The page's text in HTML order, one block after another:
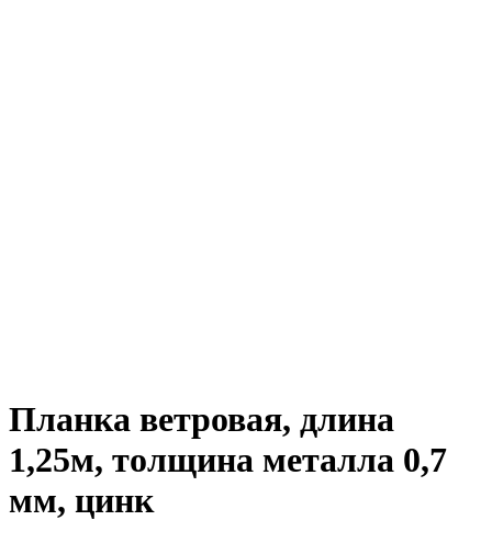
Планка ветровая, длина
1,25м, толщина металла 0,7
мм, цинк